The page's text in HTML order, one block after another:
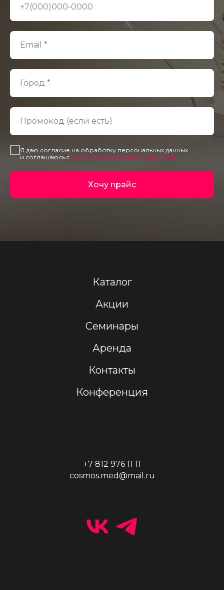
+7(000)000-0000
Email *
Город *
Промокод (если есть)
Я даю согласие на обработку персональных данных
и соглашаюсь c политикой конфиденциальности
Хочу прайс
Каталог
Акции
Семинары
Аренда
Контакты
Конференция
+7 812 976 11 11
cosmos.med@mail.ru